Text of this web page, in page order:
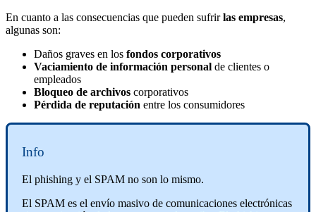
En cuanto a las consecuencias que pueden sufrirlas empresas,
algunas son:
Daños graves en los fondos corporativos
Vaciamiento de información personal de clientes o
empleados
Bloqueo de archivos corporativos
Pérdida de reputación entre los consumidores
Info
El phishing y el SPAM no son lo mismo.
El SPAM es el envío masivo de comunicaciones electrónicas